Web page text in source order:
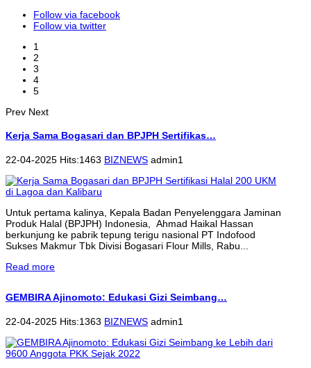
Follow via facebook
Follow via twitter
1
2
3
4
5
Prev Next
Kerja Sama Bogasari dan BPJPH Sertifikas…
22-04-2025 Hits:1463 BIZNEWS admin1
Untuk pertama kalinya, Kepala Badan Penyelenggara Jaminan
Produk Halal (BPJPH) Indonesia, Ahmad Haikal Hassan
berkunjung ke pabrik tepung terigu nasional PT Indofood
Sukses Makmur Tbk Divisi Bogasari Flour Mills, Rabu...
Read more
GEMBIRA Ajinomoto: Edukasi Gizi Seimbang…
22-04-2025 Hits:1363 BIZNEWS admin1